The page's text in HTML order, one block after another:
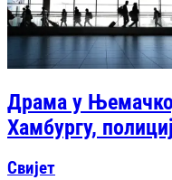
Драма у
Хамбургу,
Свијет